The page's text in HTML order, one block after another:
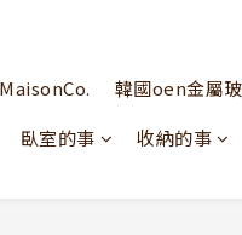
韓國oen金屬
臥室的事 收納的事